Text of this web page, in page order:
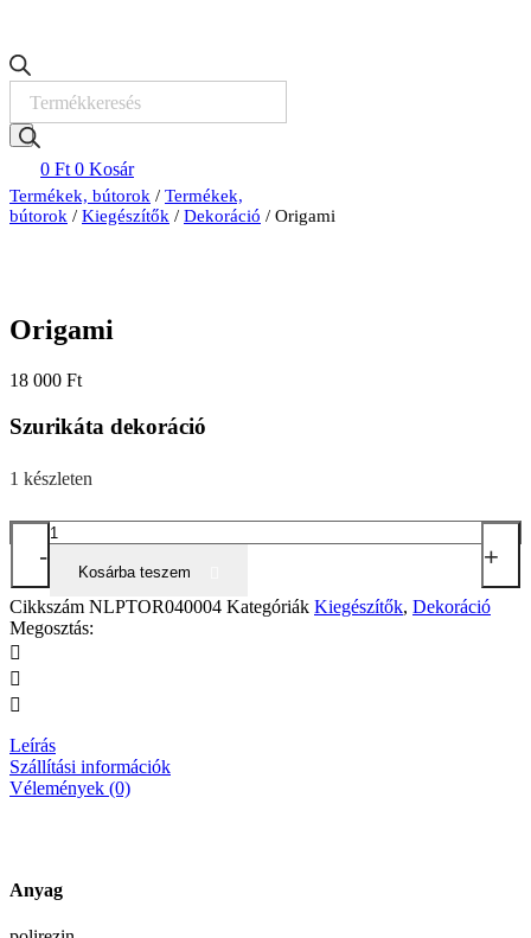
search
0 Ft 0 Kosár
Termékek, bútorok / Termékek,
bútorok / Kiegészítők / Dekoráció / Origami
Origami
18 000 Ft
Szurikáta dekoráció
1 készleten
-
Origami
+
Kosárba teszem
Cikkszám NLPTOR040004 Kategóriák Kiegészítők, Dekoráció
Megosztás:
Leírás
Szállítási információk
Vélemények (0)
Anyag